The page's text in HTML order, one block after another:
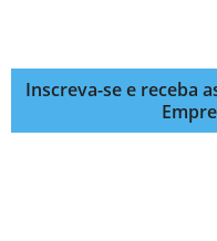
Inscreva-se e receba